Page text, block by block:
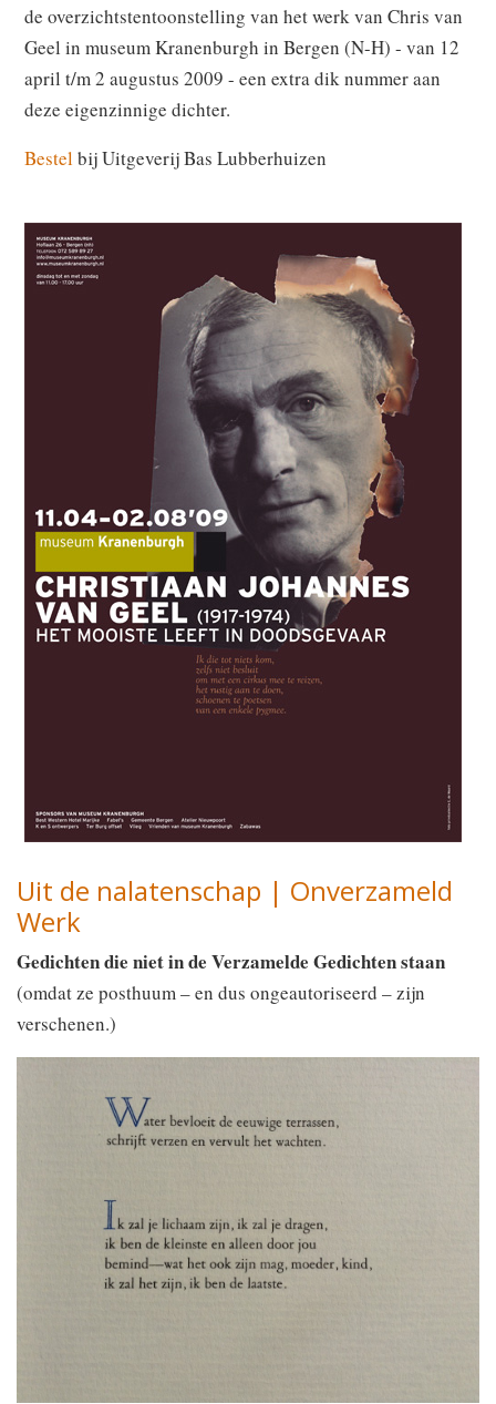
de overzichtstentoonstelling van het werk van Chris van
Geel in museum Kranenburgh in Bergen (N-H) - van 12
april t/m 2 augustus 2009 - een extra dik nummer aan
deze eigenzinnige dichter.
Bestelbij Uitgeverij Bas Lubberhuizen
Uit de nalatenschap | Onverzameld
Werk
Gedichten die niet in de Verzamelde Gedichten staan
(omdat ze posthuum – en dus ongeautoriseerd – zijn
verschenen.)